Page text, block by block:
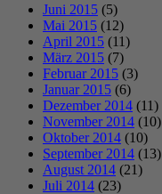
Juni 2015 (5)
Mai 2015 (12)
April 2015 (11)
März 2015 (7)
Februar 2015 (3)
Januar 2015 (6)
Dezember 2014 (11)
November 2014 (10)
Oktober 2014 (10)
September 2014 (13)
August 2014 (21)
Juli 2014 (23)